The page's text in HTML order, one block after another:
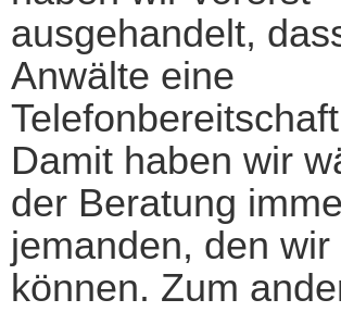
ausgehandelt,
Anwälte eine
Damit haben wir
der Beratung
jemanden, den wir
können. Zum